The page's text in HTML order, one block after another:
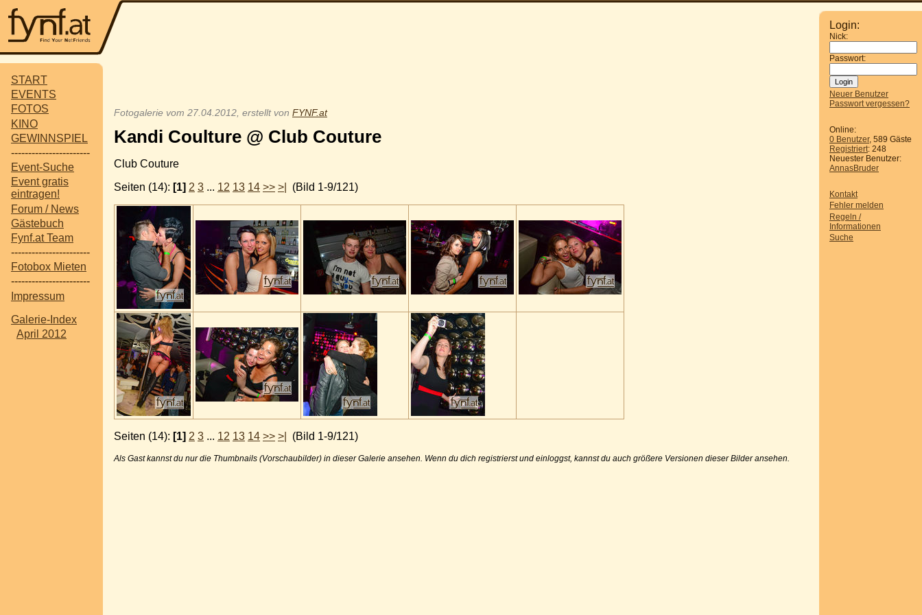
START
EVENTS
FOTOS
KINO
GEWINNSPIEL
-----------------------
Event-Suche
Event gratis
eintragen!
Forum / News
Gästebuch
Fynf.at Team
-----------------------
Fotobox Mieten
-----------------------
Impressum
Galerie-Index
April 2012
Login:
Nick:
Passwort:
Neuer Benutzer
Passwort vergessen?
Online:
0 Benutzer, 589 Gäste
Registriert: 248
Neuester Benutzer:
AnnasBruder
Kontakt
Fehler melden
Regeln /
Informationen
Suche
Fotogalerie vom 27.04.2012, erstellt von FYNF.at
Kandi Coulture @ Club Couture
Club Couture
Seiten (14): [1] 2 3 ... 12 13 14 >> >| (Bild 1-9/121)
Seiten (14): [1] 2 3 ... 12 13 14 >> >| (Bild 1-9/121)
Als Gast kannst du nur die Thumbnails (Vorschaubilder) in dieser Galerie ansehen. Wenn du dich registrierst und einloggst, kannst du auch größere Versionen dieser Bilder ansehen.